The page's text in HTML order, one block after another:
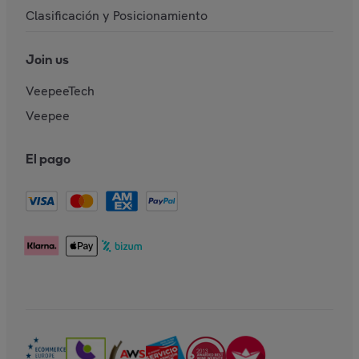
Clasificación y Posicionamiento
Join us
VeepeeTech
Veepee
El pago